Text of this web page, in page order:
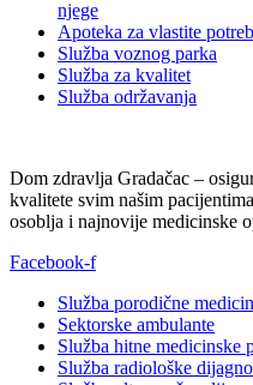
njege
Apoteka za vlastite
Služba voznog parka
Služba za kvalitet
Služba održavanja
Dom zdravlja Gradačac –
kvalitete svim našim
osoblja i najnovije medicinske
Facebook-f
Služba porodične
Sektorske ambulante
Služba hitne medicinske
Služba radiološke